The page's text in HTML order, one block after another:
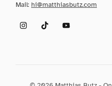
Mail: hi@matthiasbutz.com
InstagramTikTokYouTube